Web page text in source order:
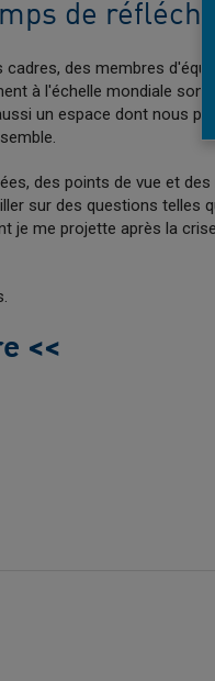
de
des membres
à l'échelle mondiale sont
un espace dont nous
des points de vue et des
sur des questions telles
je me projette après la
<<